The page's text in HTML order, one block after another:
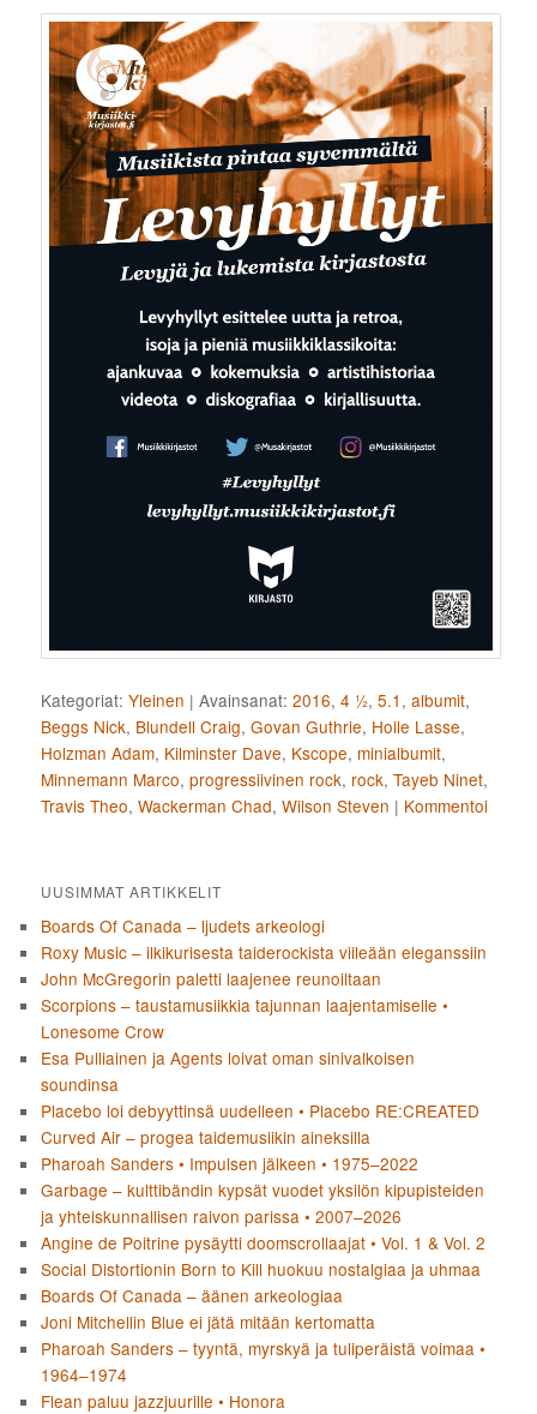
Kategoriat: Yleinen |Avainsanat: 2016,4 ½,5.1 ,albumit,
Beggs Nick, Blundell Craig,Govan Guthrie, Hoile Lasse,
Holzman Adam, Kilminster Dave, Kscope, minialbumit,
Minnemann Marco,progressiivinen rock, rock,Tayeb Ninet,
Travis Theo,Wackerman Chad,Wilson Steven | Kommentoi
UUSIMMAT ARTIKKELIT
Boards Of Canada – ljudets arkeologi
Roxy Music – ilkikurisesta taiderockista viileään eleganssiin
John McGregorin paletti laajenee reunoiltaan
Scorpions – taustamusiikkia tajunnan laajentamiselle •
Lonesome Crow
Esa Pulliainen ja Agents loivat oman sinivalkoisen
soundinsa
Placebo loi debyyttinsä uudelleen • Placebo RE:CREATED
Curved Air – progea taidemusiikin aineksilla
Pharoah Sanders • Impulsen jälkeen • 1975–2022
Garbage – kulttibändin kypsät vuodet yksilön kipupisteiden
ja yhteiskunnallisen raivon parissa • 2007–2026
Angine de Poitrine pysäytti doomscrollaajat • Vol. 1 & Vol. 2
Social Distortionin Born to Kill huokuu nostalgiaa ja uhmaa
Boards Of Canada – äänen arkeologiaa
Joni Mitchellin Blue ei jätä mitään kertomatta
Pharoah Sanders – tyyntä, myrskyä ja tuliperäistä voimaa •
1964–1974
Flean paluu jazzjuurille • Honora